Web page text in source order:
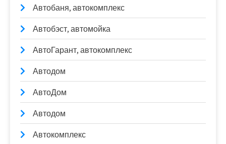
Автобаня, автокомплекс
Автобэст, автомойка
АвтоГарант, автокомплекс
Автодом
АвтоДом
Автодом
Автокомплекс